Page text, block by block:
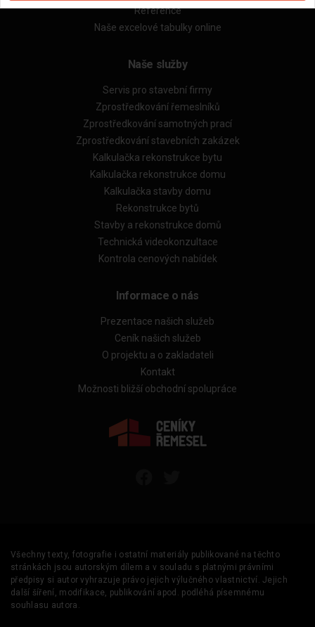
Reference
Naše excelové tabulky online
Naše služby
Servis pro stavební firmy
Zprostředkování řemeslníků
Zprostředkování samotných prací
Zprostředkování stavebních zakázek
Kalkulačka rekonstrukce bytu
Kalkulačka rekonstrukce domu
Kalkulačka stavby domu
Rekonstrukce bytů
Stavby a rekonstrukce domů
Technická videokonzultace
Kontrola cenových nabídek
Informace o nás
Prezentace našich služeb
Ceník našich služeb
O projektu a o zakladateli
Kontakt
Možnosti bližší obchodní spolupráce
Všechny texty, fotografie i ostatní materiály publikované na těchto
stránkách jsou autorským dílem a v souladu s platnými právními
předpisy si autor vyhrazuje právo jejich výlučného vlastnictví. Jejich
další šíření, modifikace, publikování apod. podléhá písemnému
souhlasu autora.